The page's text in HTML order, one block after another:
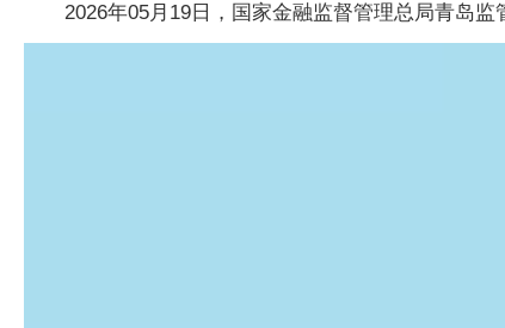
2026年05月19日，国家金融监督管理总局青岛